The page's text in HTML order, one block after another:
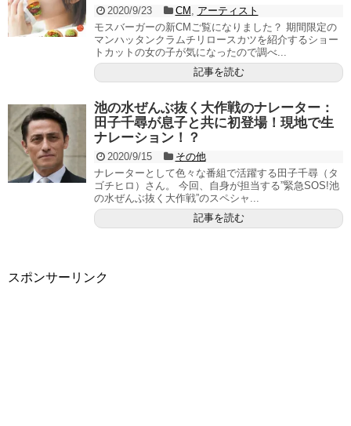
2020/9/23 CM
アーティスト
モスバーガーの新CMご覧になりました？ 期間限定の
マンハッタンクラムチリロースカツを紹介するショー
トカットの女の子が気になったので調べ...
記事を読む
池の水ぜんぶ抜く大作戦のナレーター：
田子千尋が息子と共に初登場！現地で生
ナレーション！？
2020/9/15
その他
ナレーターとして色々な番組で活躍する田子千尋（タ
ゴチヒロ）さん。 今回、自身が担当する”緊急SOS!池
の水ぜんぶ抜く大作戦”のスペシャ...
記事を読む
スポンサーリンク